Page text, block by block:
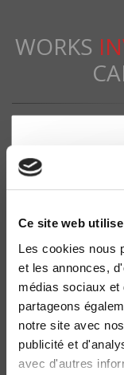
Ce site web
Les cookies nous
et les annonces,
médias sociaux et
partageons
notre site avec
publicité et
avec d'autres
WORKS
L'argent de
Histoire du
Clémence Cardon-